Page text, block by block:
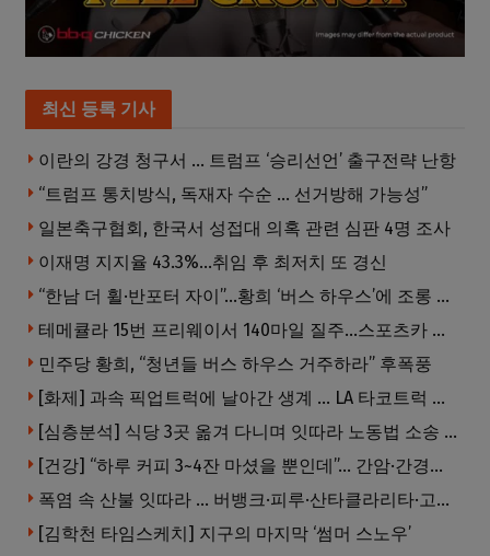
최신 등록 기사
이란의 강경 청구서 … 트럼프 ‘승리선언’ 출구전략 난항
“트럼프 통치방식, 독재자 수순 … 선거방해 가능성”
일본축구협회, 한국서 성접대 의혹 관련 심판 4명 조사
이재명 지지율 43.3%…취임 후 최저치 또 경신
“한남 더 휠·반포터 자이”…황희 ‘버스 하우스’에 조롱 쏟아져
테메큘라 15번 프리웨이서 140마일 질주…스포츠카 압수
민주당 황희, “청년들 버스 하우스 거주하라” 후폭풍
[화제] 과속 픽업트럭에 날아간 생계 … LA 타코트럭 일가족 3명 부상
[심층분석] 식당 3곳 옮겨 다니며 잇따라 노동법 소송 … 피소된 곳 모두 LA·OC 한인 식당들
[건강] “하루 커피 3~4잔 마셨을 뿐인데”… 간암·간경변 위험 뚝
폭염 속 산불 잇따라 … 버뱅크·피루·산타클라리타·고먼 잇단 산불
[김학천 타임스케치] 지구의 마지막 ‘썸머 스노우’